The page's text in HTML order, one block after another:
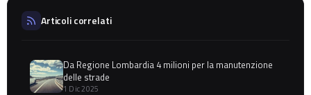
Articoli correlati
Da Regione Lombardia 4 milioni per la manutenzione
delle strade
1 Dic 2025